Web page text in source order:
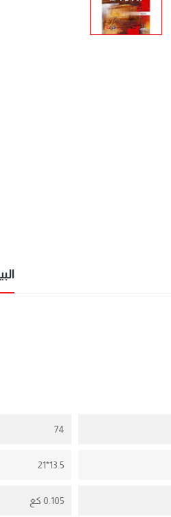
74
13.5*21
0.105 كغ